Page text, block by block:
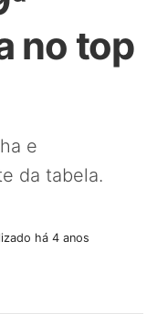
no top
e
da tabela.
há 4 anos